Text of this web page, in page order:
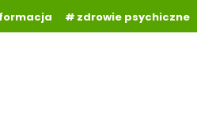
zdrowie psychiczne